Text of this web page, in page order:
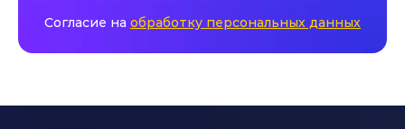
Согласие на обработку персональных данных